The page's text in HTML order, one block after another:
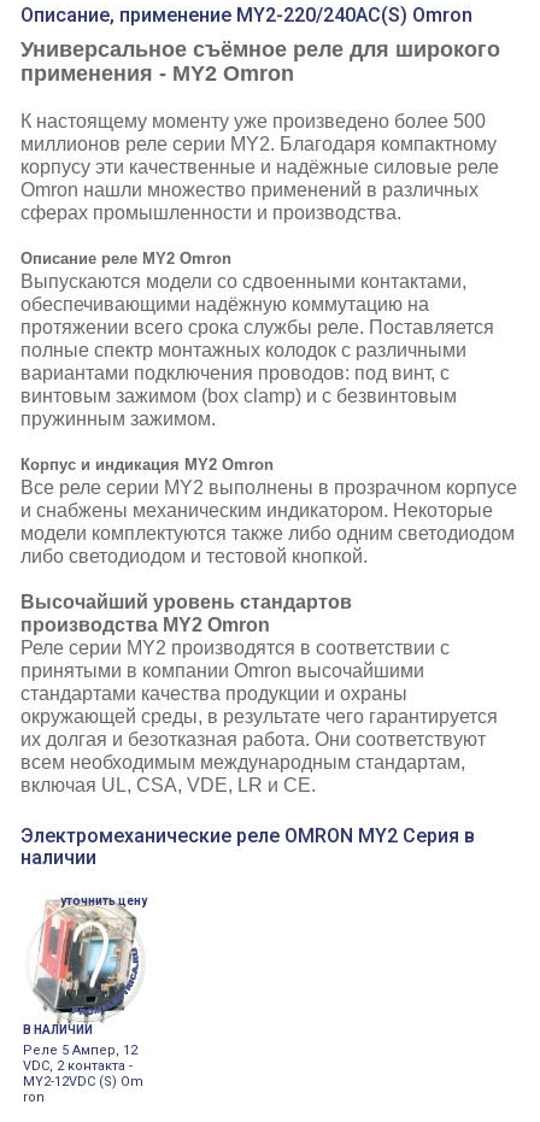
15Ампер 250В
XVR13M05L
Маячок
вращающийся
оранжевый
230VAC 130мм
ВКН8108
выключатель /
выключатель
путевой,
алюминиевый
регулируемый
ролик
800202300000С | 80 02 0 230 0000 С
многофункциональные
реле времени
0.1cек.-10 дней, 10
Описание, применение MY2-220/240AC(S) Omron
Универсальное съёмное реле для широкого
применения - MY2 Omron
К настоящему моменту уже произведено более 500
миллионов реле серии MY2. Благодаря компактному
корпусу эти качественные и надёжные силовые реле
Omron нашли множество применений в различных
сферах промышленности и производства.
Описание реле MY2 Omron
Выпускаются модели со сдвоенными контактами,
обеспечивающими надёжную коммутацию на
протяжении всего срока службы реле. Поставляется
полные спектр монтажных колодок с различными
вариантами подключения проводов: под винт, с
винтовым зажимом (box clamp) и с безвинтовым
пружинным зажимом.
Корпус и индикация MY2 Omron
Все реле серии MY2 выполнены в прозрачном корпусе
и снабжены механическим индикатором. Некоторые
модели комплектуются также либо одним светодиодом
либо светодиодом и тестовой кнопкой.
Высочайший уровень стандартов
производства MY2 Omron
Реле серии MY2 производятся в соответствии с
принятыми в компании Omron высочайшими
стандартами качества продукции и охраны
окружающей среды, в результате чего гарантируется
их долгая и безотказная работа. Они соответствуют
всем необходимым международным стандартам,
включая UL, CSA, VDE, LR и CE.
Электромеханические реле OMRON MY2 Серия в
наличии
уточнить цену
В НАЛИЧИИ
Реле 5 Ампер, 12
VDC, 2 контакта -
MY2-12VDC (S) Om
ron